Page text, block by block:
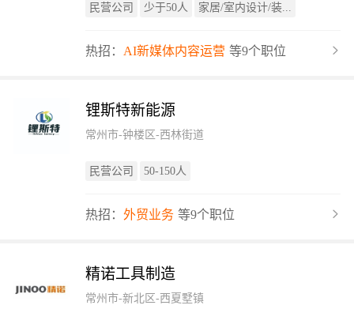
民营公司 少于50人 家居/室内设计/装...
热招： AI新媒体内容运营 等9个职位
锂斯特新能源
常州市-钟楼区-西林街道
民营公司 50-150人
热招： 外贸业务 等9个职位
精诺工具制造
常州市-新北区-西夏墅镇